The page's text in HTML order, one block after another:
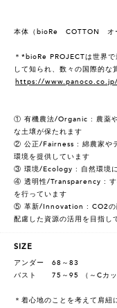
本体（bioRe COTTON オ
＊*bioRe PROJECTは世界
して知られ、数々の国際的な
https://www.panoco.co.jp/
① 有機農法/Organic : 農薬や
な土壌が保たれます
② 公正/Fairness : 綿農家や
環境を提供しています
③ 環境/Ecology : 自然環境に
④ 透明性/Transparency : す
を行っています
⑤ 革新/Innovation : CO2の
配慮した資源の活用を目指し
SIZE
アンダー 68～83
バスト 75～95 （～Cカッ
＊着心地のことを考えて肩